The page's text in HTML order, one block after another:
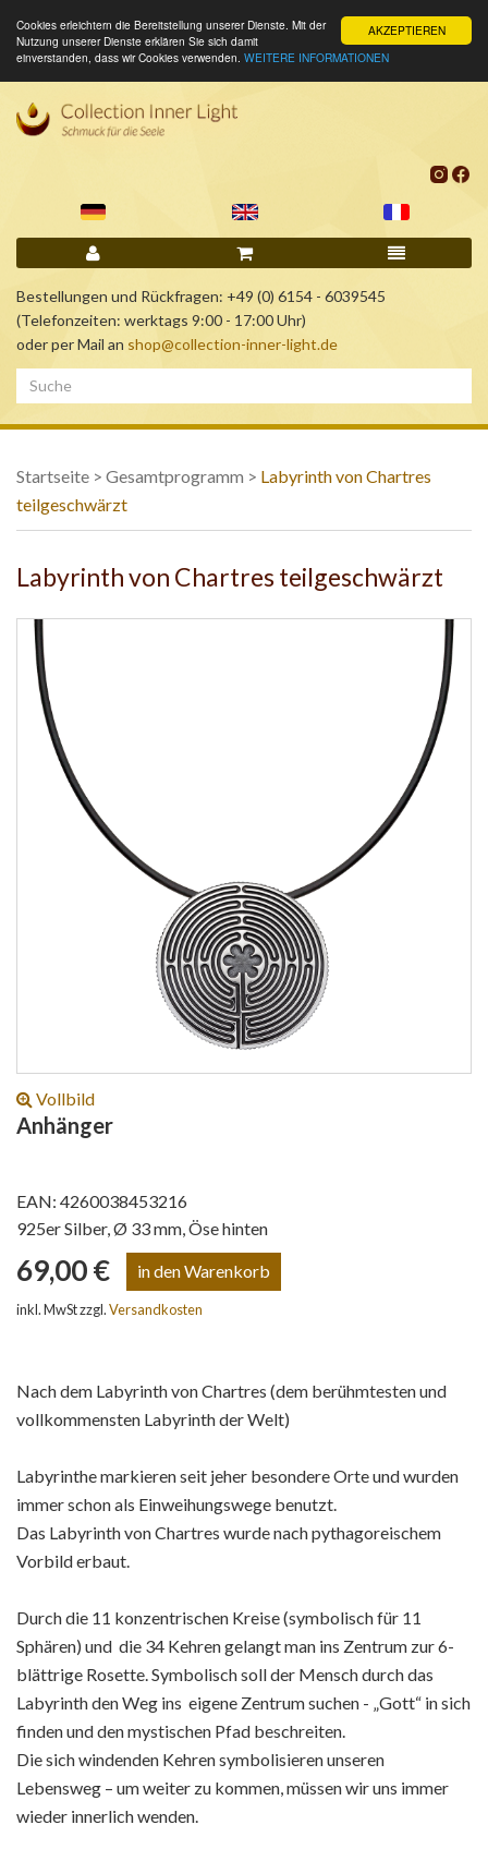
AKZEPTIEREN
Cookies erleichtern die Bereitstellung unserer Dienste. Mit der
Nutzung unserer Dienste erklären Sie sich damit
einverstanden, dass wir Cookies verwenden. WEITERE INFORMATIONEN
Bestellungen und Rückfragen: +49 (0) 6154 - 6039545
(Telefonzeiten: werktags 9:00 - 17:00 Uhr)
oder per Mail an shop@collection-inner-light.de
Startseite > Gesamtprogramm > Labyrinth von Chartres
teilgeschwärzt
Labyrinth von Chartres teilgeschwärzt
Vollbild
Anhänger
EAN: 4260038453216
925er Silber, Ø 33 mm, Öse hinten
69,00 €
inkl. MwSt zzgl.Versandkosten
Nach dem Labyrinth von Chartres (dem berühmtesten und
vollkommensten Labyrinth der Welt)
Labyrinthe markieren seit jeher besondere Orte und wurden
immer schon als Einweihungswege benutzt.
Das Labyrinth von Chartres wurde nach pythagoreischem
Vorbild erbaut.
Durch die 11 konzentrischen Kreise (symbolisch für 11
Sphären) und die 34 Kehren gelangt man ins Zentrum zur 6-
blättrige Rosette. Symbolisch soll der Mensch durch das
Labyrinth den Weg ins eigene Zentrum suchen - „Gott“ in sich
finden und den mystischen Pfad beschreiten.
Die sich windenden Kehren symbolisieren unseren
Lebensweg – um weiter zu kommen, müssen wir uns immer
wieder innerlich wenden.